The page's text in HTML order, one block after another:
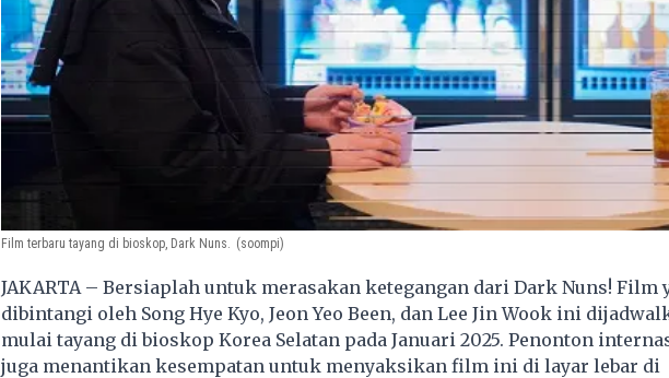
Film terbaru tayang di bioskop, Dark Nuns. (soompi)
JAKARTA – Bersiaplah untuk merasakan ketegangan dari Dark Nuns! Film
dibintangi oleh Song Hye Kyo, Jeon Yeo Been, dan Lee Jin Wook ini
mulai tayang di bioskop Korea Selatan pada Januari 2025. Penonton
juga menantikan kesempatan untuk menyaksikan film ini di layar lebar di